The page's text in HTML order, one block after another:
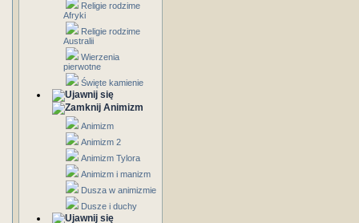
Religie rodzime
Afryki
Religie rodzime
Australii
Wierzenia
pierwotne
Święte kamienie
Animizm
Animizm
Animizm 2
Animizm Tylora
Animizm i manizm
Dusza w animizmie
Dusze i duchy